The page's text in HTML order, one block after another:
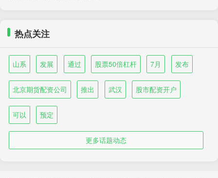
热点关注
山系 发展 通过 股票50倍杠杆 7月 发布
北京期货配资公司 推出 武汉 股市配资开户
可以 预定
更多话题动态